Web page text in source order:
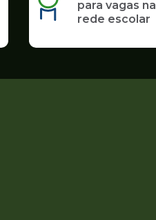
para vagas na
rede escolar